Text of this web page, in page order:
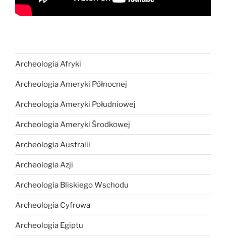
Archeologia Afryki
Archeologia Ameryki Północnej
Archeologia Ameryki Południowej
Archeologia Ameryki Środkowej
Archeologia Australii
Archeologia Azji
Archeologia Bliskiego Wschodu
Archeologia Cyfrowa
Archeologia Egiptu